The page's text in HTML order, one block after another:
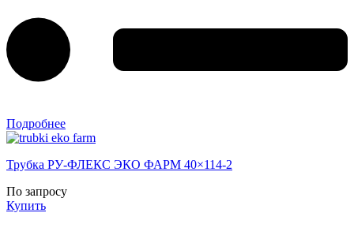
Подробнее
Трубка РУ-ФЛЕКС ЭКО ФАРМ 40×114-2
По запросу
Купить